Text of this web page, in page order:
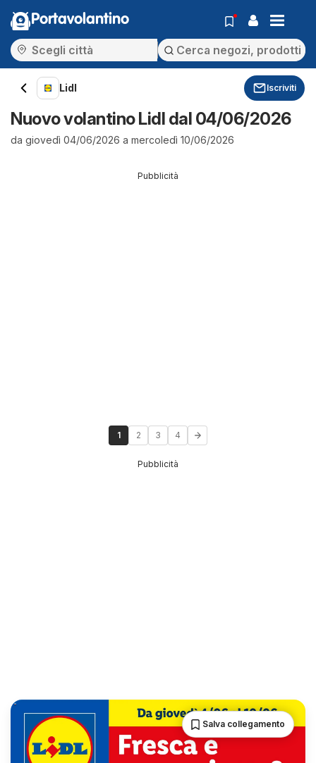
Portavolantino
Lidl Iscriviti
Nuovo volantino Lidl dal 04/06/2026
da giovedì 04/06/2026 a mercoledì 10/06/2026
Pubblicità
1 2 3 4
Pubblicità
Salva collegamento